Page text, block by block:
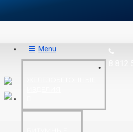
Menu